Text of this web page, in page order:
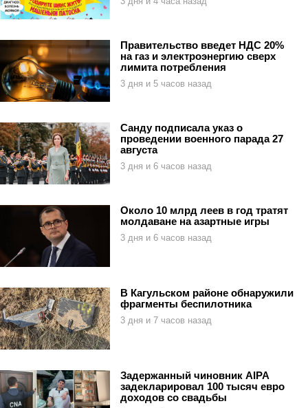
Правительство введет НДС 20%
на газ и электроэнергию сверх
лимита потребления
3 дня и 5 часов назад
Санду подписала указ о
проведении военного парада 27
августа
3 дня и 6 часов назад
Около 10 млрд леев в год тратят
молдаване на азартные игры
3 дня и 6 часов назад
В Кагульском районе обнаружили
фрагменты беспилотника
3 дня и 7 часов назад
Задержанный чиновник AIPA
задекларировал 100 тысяч евро
доходов со свадьбы